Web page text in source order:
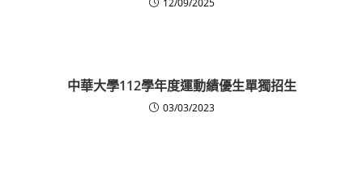
中華大學112學年度運動績優生單獨招生
03/03/2023